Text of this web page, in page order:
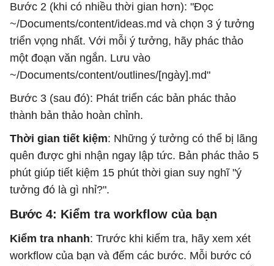
Bước 2 (khi có nhiều thời gian hơn): "Đọc
~/Documents/content/ideas.md và chọn 3 ý tưởng
triển vọng nhất. Với mỗi ý tưởng, hãy phác thảo
một đoạn văn ngắn. Lưu vào
~/Documents/content/outlines/[ngày].md"
Bước 3 (sau đó): Phát triển các bản phác thảo
thành bản thảo hoàn chỉnh.
Thời gian tiết kiệm: Những ý tưởng có thể bị lãng
quên được ghi nhận ngay lập tức. Bản phác thảo 5
phút giúp tiết kiệm 15 phút thời gian suy nghĩ "ý
tưởng đó là gì nhỉ?".
Bước 4: Kiểm tra workflow của bạn
Kiểm tra nhanh: Trước khi kiểm tra, hãy xem xét
workflow của bạn và đếm các bước. Mỗi bước có